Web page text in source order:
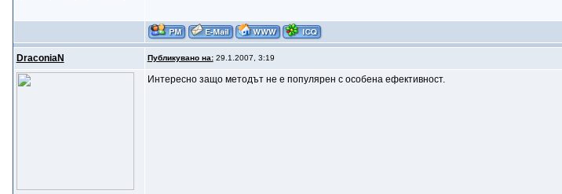
DraconiaN Публикувано на:29.1.2007, 3:19
Интересно защо методът не е популярен с особена ефективност.